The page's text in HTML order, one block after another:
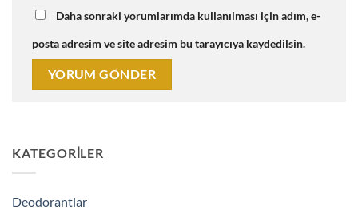
Daha sonraki yorumlarımda kullanılması için adım, e-
posta adresim ve site adresim bu tarayıcıya kaydedilsin.
KATEGORILER
Deodorantlar